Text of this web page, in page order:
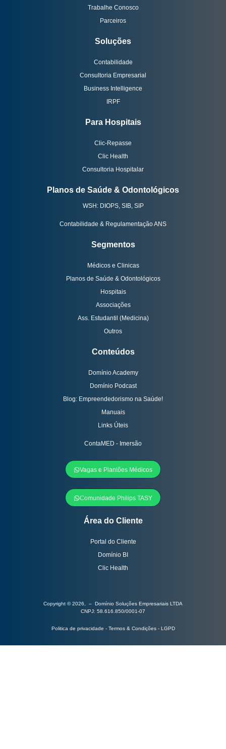
Trabalhe Conosco
Parceiros
Soluções
Contabilidade
Consultoria Empresarial
Business Intelligence
IRPF
Para Hospitais
Clic-Repasse
Clic Health
Consultoria Hospitalar
Planos de Saúde & Odontológicos
WSH: DIOPS, SIB, SIP
Contabilidade & Regulamentação ANS
Segmentos
Médicos e Clinicas
Planos de Saúde & Odontológicos
Hospitais
Associações
Ass. Estudantil (Medicina)
Outros
Conteúdos
Domínio Academy
Domínio Podcast
Blog: Empreendedorismo na Saúde!
Manuais
Links Úteis
ContaMED - Imersão
Vagas e Plantões Médicos
Comunidade Philips TASY
Área do Cliente
Portal do Cliente
Domínio BI
Clic Health
Copyright © 2026, – Domínio Soluções Empresariais LTDA
CNPJ: 58.616.850/0001-07
Politica de privacidade - Termos & Condições - LGPD